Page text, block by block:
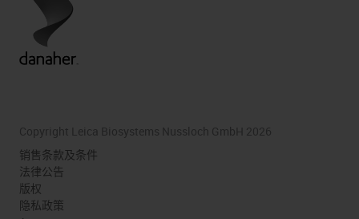
Copyright Leica Biosystems Nussloch GmbH 2026
销售条款及条件
法律公告
版权
隐私政策